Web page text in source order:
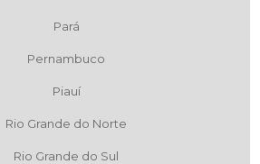
Pará
Pernambuco
Piauí
Rio Grande do Norte
Rio Grande do Sul